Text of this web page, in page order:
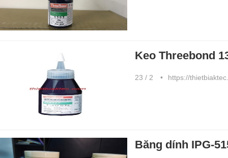
Keo Threebond
23 / 2 https://
Băng dính IPG-